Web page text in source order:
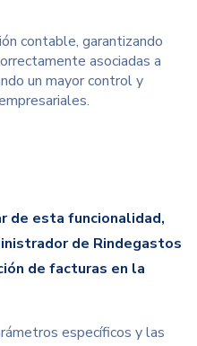
contable, garantizando
asociadas a
un mayor control y
de esta funcionalidad,
de Rindegastos
de facturas en la
específicos y las